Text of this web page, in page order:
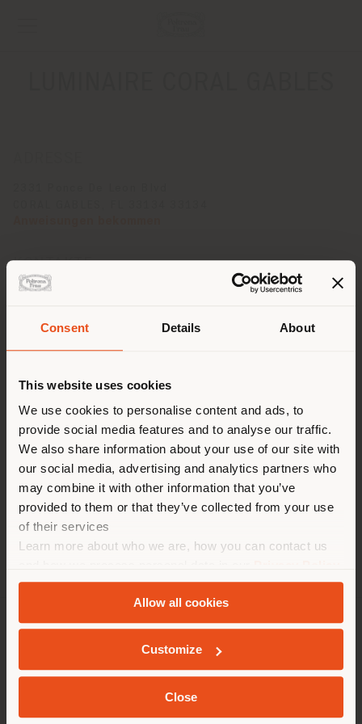
Consent Details About
This website uses cookies
We use cookies to personalise content and ads, to
provide social media features and to analyse our traffic.
We also share information about your use of our site with
our social media, advertising and analytics partners who
may combine it with other information that you’ve
provided to them or that they’ve collected from your use
of their services
Learn more about who we are, how you can contact us
andCookie Policy.
Allow all cookies
Customize
Close
KONTAKTE
Telefon (305) 448-7367
EINEN TERMIN ANFRAGEN
Dienstag 10am—6pm
Mittwoch 10am—6pm
Donnerstag 10am—6pm
Freitag 10am—6pm
Samstag 10am—6pm
Sonntag Geschlossen
Sie browsen in einem anderen
Land als Ihrem Standort. Wir
empfehlen Ihnen, sich richtig
zu orientieren, um Einkäufe
tätigen zu können. (us)
GEOLOKALISIERT
UNTERNEHMEN
PRODUKTLINIEN